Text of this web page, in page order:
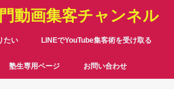
動画集客チャンネル
たい LINEでYouTube集客術を受け取る
塾生専用ページ お問い合わせ